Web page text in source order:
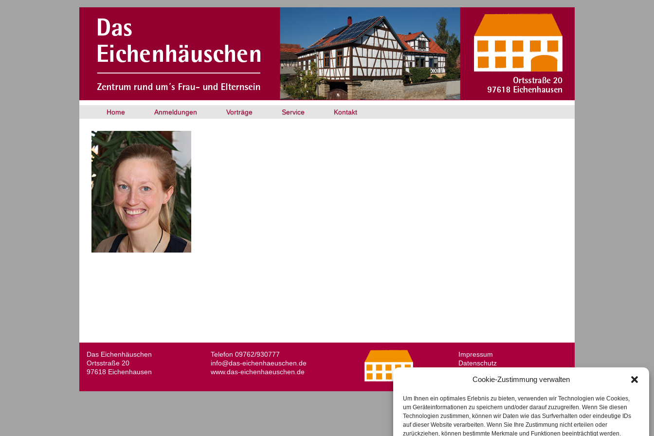
Cookie-Zustimmung verwalten
Um Ihnen ein optimales Erlebnis zu bieten, verwenden wir Technologien wie Cookies,
um Geräteinformationen zu speichern und/oder darauf zuzugreifen. Wenn Sie diesen
Technologien zustimmen, können wir Daten wie das Surfverhalten oder eindeutige IDs
auf dieser Website verarbeiten. Wenn Sie Ihre Zustimmung nicht erteilen oder
zurückziehen, können bestimmte Merkmale und Funktionen beeinträchtigt werden.
Home Anmeldungen Vorträge Service Kontakt
Das Eichenhäuschen
Ortsstraße 20
97618 Eichenhausen
Telefon 09762/930777
info@das-eichenhaeuschen.de
www.das-eichenhaeuschen.de
Impressum
Datenschutz
Videotelefonie